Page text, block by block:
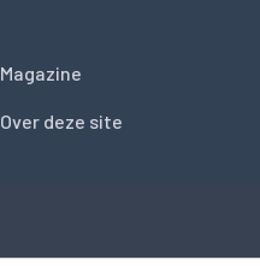
Magazine
Over deze site